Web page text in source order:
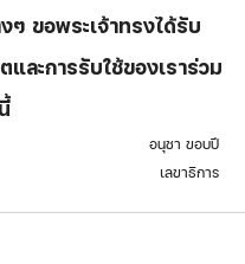
ๆ ขอพระเจ้าทรงได้รับ
และการรับใช้ของเราร่วม
อนุชา ขอบปี
เลขาธิการ